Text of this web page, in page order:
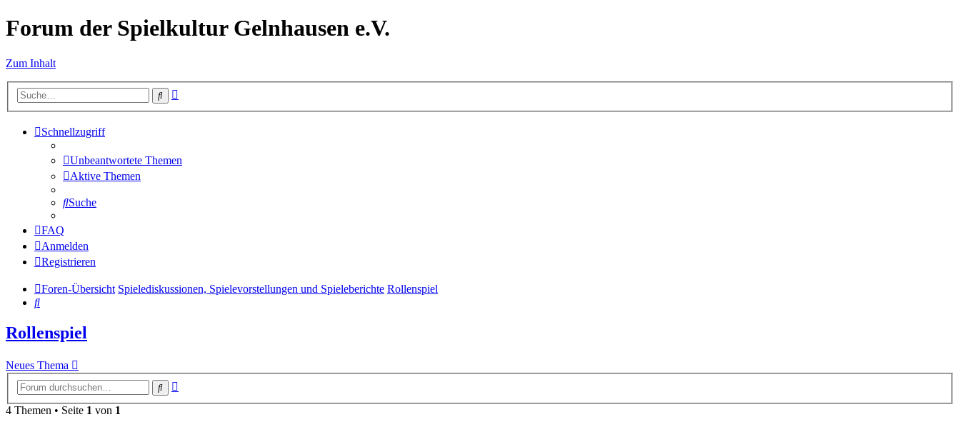
Forum der Spielkultur Gelnhausen e.V.
Zum Inhalt
Suche
Schnellzugriff
Unbeantwortete Themen
Aktive Themen
Suche
FAQ
Anmelden
Registrieren
Foren-Übersicht Spielediskussionen, Spielevorstellungen und Spieleberichte Rollenspiel
Suche
Rollenspiel
Neues Thema
Suche
4 Themen • Seite 1 von 1